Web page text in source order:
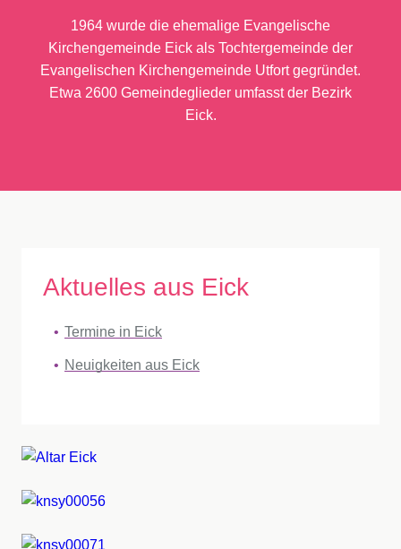
1964 wurde die ehemalige Evangelische
Kirchengemeinde Eick als Tochtergemeinde der
Evangelischen Kirchengemeinde Utfort gegründet.
Etwa 2600 Gemeindeglieder umfasst der Bezirk
Eick.
Aktuelles aus Eick
Termine in Eick
Neuigkeiten aus Eick